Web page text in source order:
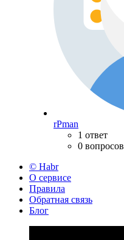
rPman
1 ответ
0 вопросов
© Habr
О сервисе
Правила
Обратная связь
Блог